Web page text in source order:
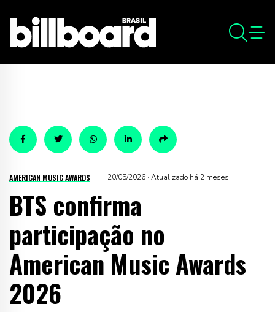
AMERICAN MUSIC AWARDS 20/05/2026 · Atualizado há 2 meses
BTS confirma
participação no
American Music Awards
2026